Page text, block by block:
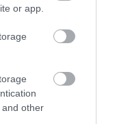
or app.
other
čalúnenia aj